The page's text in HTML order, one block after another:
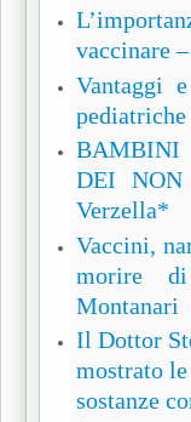
vaccinare
Vantaggi
DEI
Verzella*
Vaccini,
morire
Montanari
Il Dottor
mostrato
sostanze